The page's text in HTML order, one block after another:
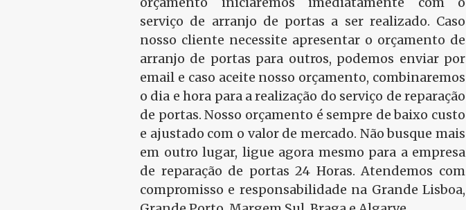
serviço de arranjo de portas a ser realizado. Caso
nosso cliente necessite apresentar o orçamento de
arranjo de portas para outros, podemos enviar por
email e caso aceite nosso orçamento, combinaremos
o dia e hora para a realização do serviço de reparação
de portas. Nosso orçamento é sempre de baixo custo
e ajustado com o valor de mercado. Não busque mais
em outro lugar, ligue agora mesmo para a empresa
de reparação de portas 24 Horas. Atendemos com
compromisso e responsabilidade na Grande Lisboa,